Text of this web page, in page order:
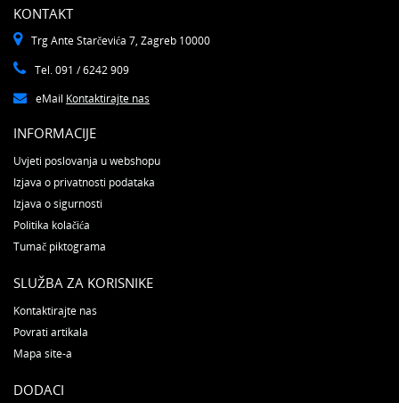
KONTAKT
Trg Ante Starčevića 7, Zagreb 10000
Tel. 091 / 6242 909
eMail Kontaktirajte nas
INFORMACIJE
Uvjeti poslovanja u webshopu
Izjava o privatnosti podataka
Izjava o sigurnosti
Politika kolačića
Tumač piktograma
SLUŽBA ZA KORISNIKE
Kontaktirajte nas
Povrati artikala
Mapa site-a
DODACI